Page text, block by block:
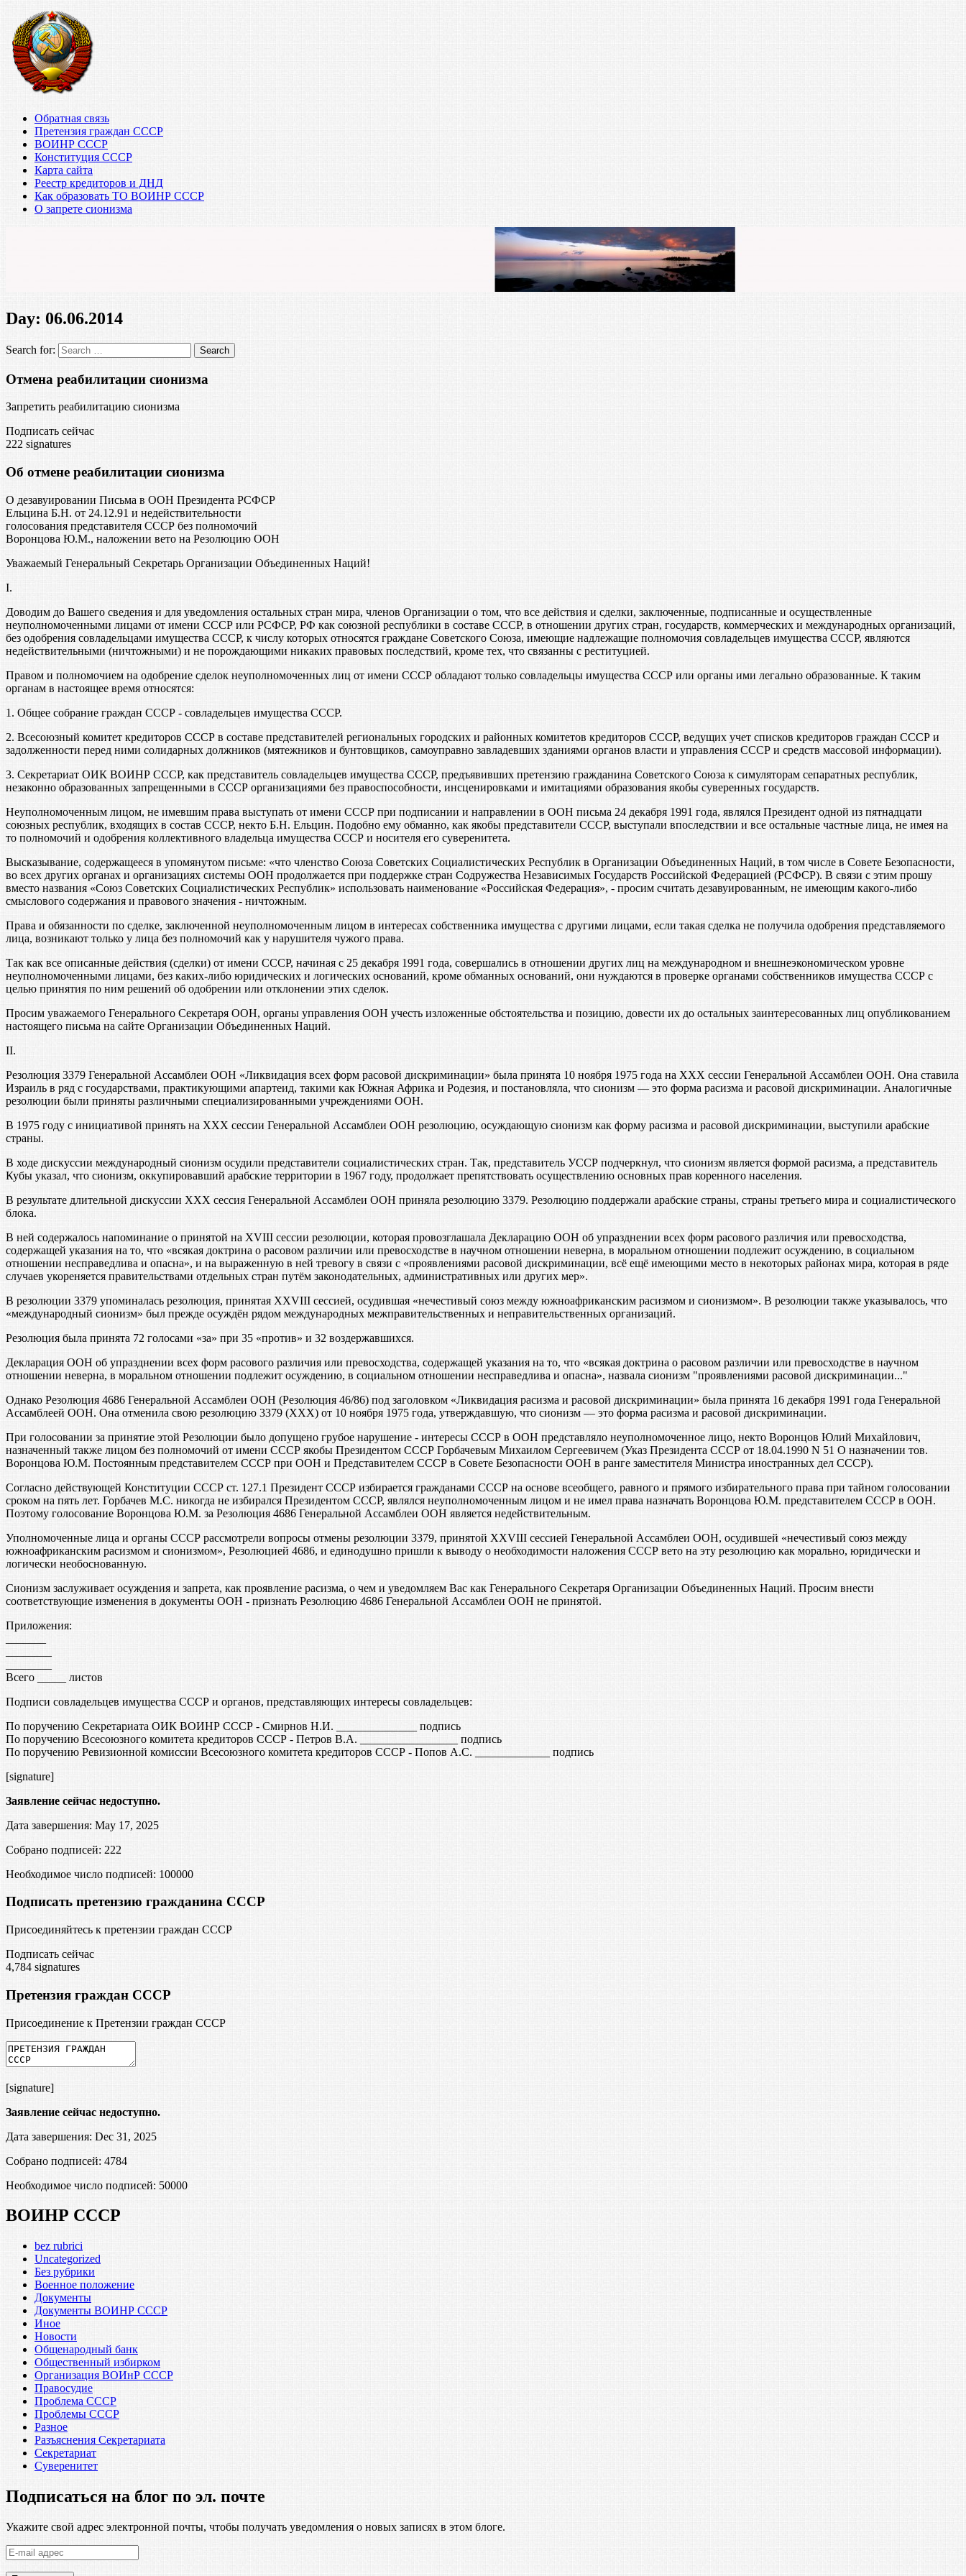
Обратная связь
Претензия граждан СССР
ВОИНР СССР
Конституция СССР
Карта сайта
Реестр кредиторов и ДНД
Как образовать ТО ВОИНР СССР
О запрете сионизма
Day: 06.06.2014
Search for:
Отмена реабилитации сионизма
Запретить реабилитацию сионизма
Подписать сейчас
222 signatures
Об отмене реабилитации сионизма
О дезавуировании Письма в ООН Президента РСФСР
Ельцина Б.Н. от 24.12.91 и недействительности
голосования представителя СССР без полномочий
Воронцова Ю.М., наложении вето на Резолюцию ООН
Уважаемый Генеральный Секретарь Организации Объединенных Наций!
I.
Доводим до Вашего сведения и для уведомления остальных стран мира, членов Организации о том, что все действия и сделки, заключенные, подписанные и осуществленные
неуполномоченными лицами от имени СССР или РСФСР, РФ как союзной республики в составе СССР, в отношении других стран, государств, коммерческих и международных организаций,
без одобрения совладельцами имущества СССР, к числу которых относятся граждане Советского Союза, имеющие надлежащие полномочия совладельцев имущества СССР, являются
недействительными (ничтожными) и не порождающими никаких правовых последствий, кроме тех, что связанны с реституцией.
Правом и полномочием на одобрение сделок неуполномоченных лиц от имени СССР обладают только совладельцы имущества СССР или органы ими легально образованные. К таким
органам в настоящее время относятся:
1. Общее собрание граждан СССР - совладельцев имущества СССР.
2. Всесоюзный комитет кредиторов СССР в составе представителей региональных городских и районных комитетов кредиторов СССР, ведущих учет списков кредиторов граждан СССР и
задолженности перед ними солидарных должников (мятежников и бунтовщиков, самоуправно завладевших зданиями органов власти и управления СССР и средств массовой информации).
3. Секретариат ОИК ВОИНР СССР, как представитель совладельцев имущества СССР, предъявивших претензию гражданина Советского Союза к симуляторам сепаратных республик,
незаконно образованных запрещенными в СССР организациями без правоспособности, инсценировками и имитациями образования якобы суверенных государств.
Неуполномоченным лицом, не имевшим права выступать от имени СССР при подписании и направлении в ООН письма 24 декабря 1991 года, являлся Президент одной из пятнадцати
союзных республик, входящих в состав СССР, некто Б.Н. Ельцин. Подобно ему обманно, как якобы представители СССР, выступали впоследствии и все остальные частные лица, не имея на
то полномочий и одобрения коллективного владельца имущества СССР и носителя его суверенитета.
Высказывание, содержащееся в упомянутом письме: «что членство Союза Советских Социалистических Республик в Организации Объединенных Наций, в том числе в Совете Безопасности,
во всех других органах и организациях системы ООН продолжается при поддержке стран Содружества Независимых Государств Российской Федерацией (РСФСР). В связи с этим прошу
вместо названия «Союз Советских Социалистических Республик» использовать наименование «Российская Федерация», - просим считать дезавуированным, не имеющим какого-либо
смыслового содержания и правового значения - ничтожным.
Права и обязанности по сделке, заключенной неуполномоченным лицом в интересах собственника имущества с другими лицами, если такая сделка не получила одобрения представляемого
лица, возникают только у лица без полномочий как у нарушителя чужого права.
Так как все описанные действия (сделки) от имени СССР, начиная с 25 декабря 1991 года, совершались в отношении других лиц на международном и внешнеэкономическом уровне
неуполномоченными лицами, без каких-либо юридических и логических оснований, кроме обманных оснований, они нуждаются в проверке органами собственников имущества СССР с
целью принятия по ним решений об одобрении или отклонении этих сделок.
Просим уважаемого Генерального Секретаря ООН, органы управления ООН учесть изложенные обстоятельства и позицию, довести их до остальных заинтересованных лиц опубликованием
настоящего письма на сайте Организации Объединенных Наций.
II.
Резолюция 3379 Генеральной Ассамблеи ООН «Ликвидация всех форм расовой дискриминации» была принята 10 ноября 1975 года на XXX сессии Генеральной Ассамблеи ООН. Она ставила
Израиль в ряд с государствами, практикующими апартеид, такими как Южная Африка и Родезия, и постановляла, что сионизм — это форма расизма и расовой дискриминации. Аналогичные
резолюции были приняты различными специализированными учреждениями ООН.
В 1975 году с инициативой принять на XXX сессии Генеральной Ассамблеи ООН резолюцию, осуждающую сионизм как форму расизма и расовой дискриминации, выступили арабские
страны.
В ходе дискуссии международный сионизм осудили представители социалистических стран. Так, представитель УССР подчеркнул, что сионизм является формой расизма, а представитель
Кубы указал, что сионизм, оккупировавший арабские территории в 1967 году, продолжает препятствовать осуществлению основных прав коренного населения.
В результате длительной дискуссии XXX сессия Генеральной Ассамблеи ООН приняла резолюцию 3379. Резолюцию поддержали арабские страны, страны третьего мира и социалистического
блока.
В ней содержалось напоминание о принятой на XVIII сессии резолюции, которая провозглашала Декларацию ООН об упразднении всех форм расового различия или превосходства,
содержащей указания на то, что «всякая доктрина о расовом различии или превосходстве в научном отношении неверна, в моральном отношении подлежит осуждению, в социальном
отношении несправедлива и опасна», и на выраженную в ней тревогу в связи с «проявлениями расовой дискриминации, всё ещё имеющими место в некоторых районах мира, которая в ряде
случаев укореняется правительствами отдельных стран путём законодательных, административных или других мер».
В резолюции 3379 упоминалась резолюция, принятая XXVIII сессией, осудившая «нечестивый союз между южноафриканским расизмом и сионизмом». В резолюции также указывалось, что
«международный сионизм» был прежде осуждён рядом международных межправительственных и неправительственных организаций.
Резолюция была принята 72 голосами «за» при 35 «против» и 32 воздержавшихся.
Декларация ООН об упразднении всех форм расового различия или превосходства, содержащей указания на то, что «всякая доктрина о расовом различии или превосходстве в научном
отношении неверна, в моральном отношении подлежит осуждению, в социальном отношении несправедлива и опасна», назвала сионизм "проявлениями расовой дискриминации..."
Однако Резолюция 4686 Генеральной Ассамблеи ООН (Резолюция 46/86) под заголовком «Ликвидация расизма и расовой дискриминации» была принята 16 декабря 1991 года Генеральной
Ассамблеей ООН. Она отменила свою резолюцию 3379 (ХХХ) от 10 ноября 1975 года, утверждавшую, что сионизм — это форма расизма и расовой дискриминации.
При голосовании за принятие этой Резолюции было допущено грубое нарушение - интересы СССР в ООН представляло неуполномоченное лицо, некто Воронцов Юлий Михайлович,
назначенный также лицом без полномочий от имени СССР якобы Президентом СССР Горбачевым Михаилом Сергеевичем (Указ Президента СССР от 18.04.1990 N 51 О назначении тов.
Воронцова Ю.М. Постоянным представителем СССР при ООН и Представителем СССР в Совете Безопасности ООН в ранге заместителя Министра иностранных дел СССР).
Согласно действующей Конституции СССР ст. 127.1 Президент СССР избирается гражданами СССР на основе всеобщего, равного и прямого избирательного права при тайном голосовании
сроком на пять лет. Горбачев М.С. никогда не избирался Президентом СССР, являлся неуполномоченным лицом и не имел права назначать Воронцова Ю.М. представителем СССР в ООН.
Поэтому голосование Воронцова Ю.М. за Резолюция 4686 Генеральной Ассамблеи ООН является недействительным.
Уполномоченные лица и органы СССР рассмотрели вопросы отмены резолюции 3379, принятой XXVIII сессией Генеральной Ассамблеи ООН, осудившей «нечестивый союз между
южноафриканским расизмом и сионизмом», Резолюцией 4686, и единодушно пришли к выводу о необходимости наложения СССР вето на эту резолюцию как морально, юридически и
логически необоснованную.
Сионизм заслуживает осуждения и запрета, как проявление расизма, о чем и уведомляем Вас как Генерального Секретаря Организации Объединенных Наций. Просим внести
соответствующие изменения в документы ООН - признать Резолюцию 4686 Генеральной Ассамблеи ООН не принятой.
Приложения:
Всего _____ листов
Подписи совладельцев имущества СССР и органов, представляющих интересы совладельцев:
По поручению Секретариата ОИК ВОИНР СССР - Смирнов Н.И. ______________ подпись
По поручению Всесоюзного комитета кредиторов СССР - Петров В.А. _________________ подпись
По поручению Ревизионной комиссии Всесоюзного комитета кредиторов СССР - Попов А.С. _____________ подпись
[signature]
Заявление сейчас недоступно.
Дата завершения: May 17, 2025
Собрано подписей: 222
Необходимое число подписей: 100000
Подписать претензию гражданина СССР
Присоединяйтесь к претензии граждан СССР
Подписать сейчас
4,784 signatures
Претензия граждан СССР
Присоединение к Претензии граждан СССР
[signature]
Заявление сейчас недоступно.
Дата завершения: Dec 31, 2025
Собрано подписей: 4784
Необходимое число подписей: 50000
ВОИНР СССР
bez rubrici
Uncategorized
Без рубрики
Военное положение
Документы
Документы ВОИНР СССР
Иное
Новости
Общенародный банк
Общественный избирком
Организация ВОИнР СССР
Правосудие
Проблема СССР
Проблемы СССР
Разное
Разъяснения Секретариата
Секретариат
Суверенитет
Подписаться на блог по эл. почте
Укажите свой адрес электронной почты, чтобы получать уведомления о новых записях в этом блоге.
E-
mail